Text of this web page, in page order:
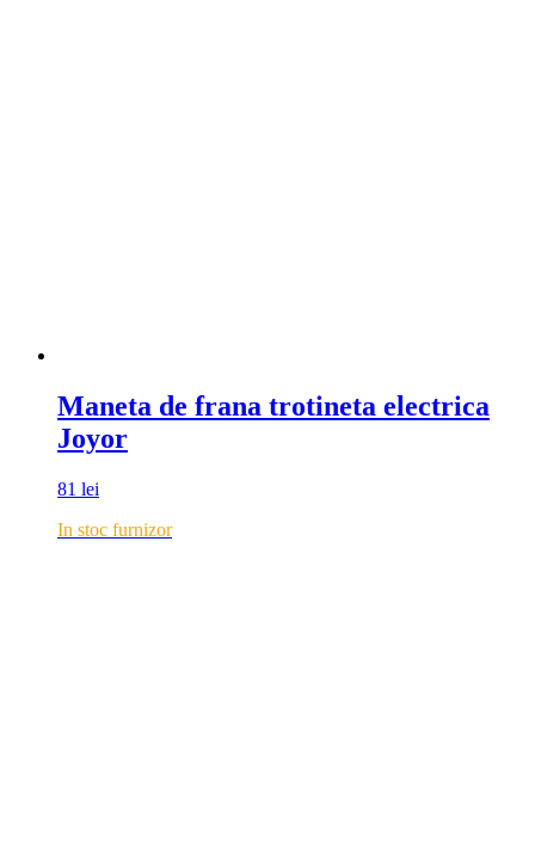
Maneta de frana trotineta electrica
Joyor
81 lei
In stoc furnizor